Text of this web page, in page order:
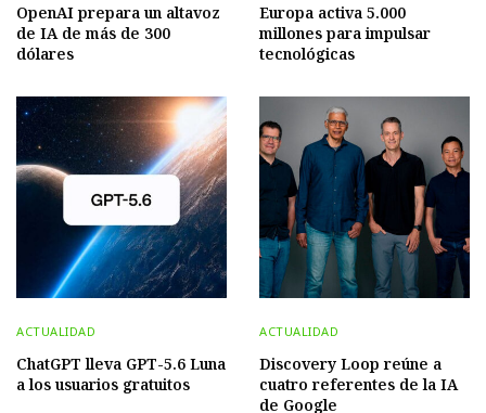
OpenAI prepara un altavoz
de IA de más de 300
dólares
Europa activa 5.000
millones para impulsar
tecnológicas
ACTUALIDAD
ChatGPT lleva GPT-5.6 Luna
a los usuarios gratuitos
ACTUALIDAD
Discovery Loop reúne a
cuatro referentes de la IA
de Google